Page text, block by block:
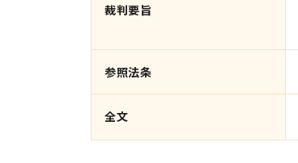
裁判要旨
参照法条
全文